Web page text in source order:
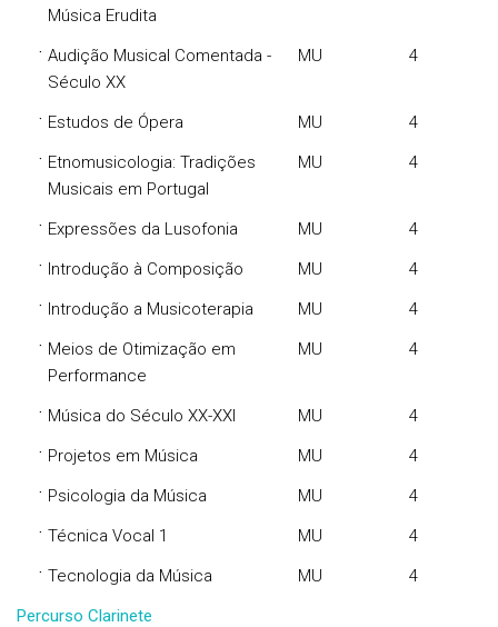
Música Erudita
· Audição Musical Comentada -
Século XX
MU 4
· Estudos de Ópera MU 4
· Etnomusicologia: Tradições
Musicais em Portugal
MU 4
· Expressões da Lusofonia MU 4
· Introdução à Composição MU 4
· Introdução a Musicoterapia MU 4
· Meios de Otimização em
Performance
MU 4
· Música do Século XX-XXI MU 4
· Projetos em Música MU 4
· Psicologia da Música MU 4
· Técnica Vocal 1 MU 4
· Tecnologia da Música MU
4
Percurso Clarinete